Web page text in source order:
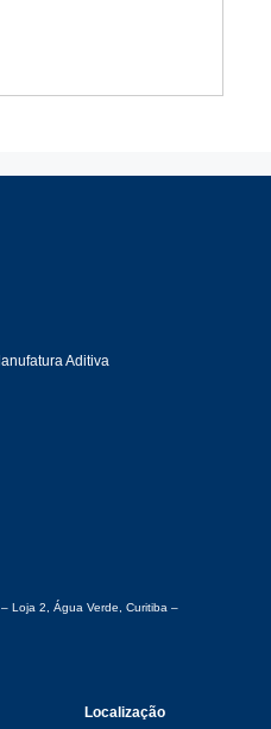
Aditiva
Loja 2, Água Verde, Curitiba –
Localização